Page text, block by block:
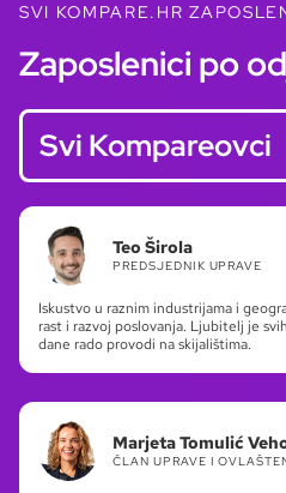
SVI KOMPARE.HR
Zaposlenici po
Svi Kompareovci
Teo Širola
PREDSJEDNIK UPRAVE
Iskustvo u raznim industrijama i
rast i razvoj poslovanja. Ljubitelj je
dane rado provodi na skijalištima.
Marjeta Tomulić
ČLAN UPRAVE I